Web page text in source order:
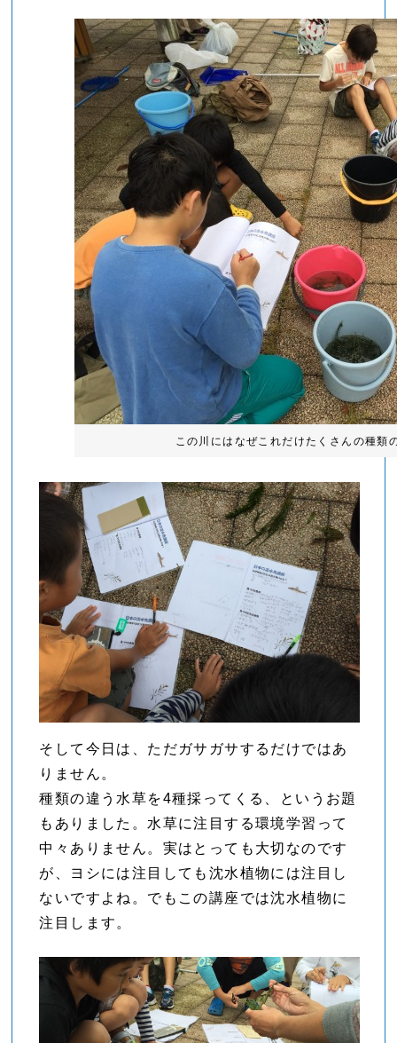
この川にはなぜこれだけたくさんの種類
そして今日は、ただガサガサするだけではあ
りません。
種類の違う水草を4種採ってくる、というお題
もありました。水草に注目する環境学習って
中々ありません。実はとっても大切なのです
が、ヨシには注目しても沈水植物には注目し
ないですよね。でもこの講座では沈水植物に
注目します。